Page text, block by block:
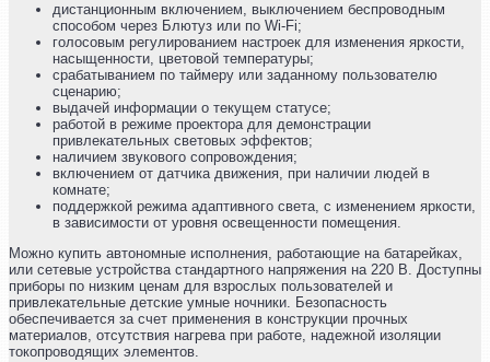
дистанционным включением, выключением беспроводным
способом через Блютуз или по Wi-Fi;
голосовым регулированием настроек для изменения яркости,
насыщенности, цветовой температуры;
срабатыванием по таймеру или заданному пользователю
сценарию;
выдачей информации о текущем статусе;
работой в режиме проектора для демонстрации
привлекательных световых эффектов;
наличием звукового сопровождения;
включением от датчика движения, при наличии людей в
комнате;
поддержкой режима адаптивного света, с изменением яркости,
в зависимости от уровня освещенности помещения.
Можно купить автономные исполнения, работающие на батарейках,
или сетевые устройства стандартного напряжения на 220 В. Доступны
приборы по низким ценам для взрослых пользователей и
привлекательные детские умные ночники. Безопасность
обеспечивается за счет применения в конструкции прочных
материалов, отсутствия нагрева при работе, надежной изоляции
токопроводящих элементов.